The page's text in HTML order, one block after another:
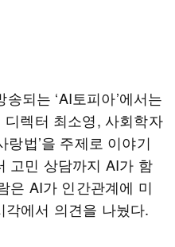
되는 ‘AI토피아’에서는
렉터 최소영, 사회학자
랑법’을 주제로 이야기
고민 상담까지 AI가 함
은 AI가 인간관계에 미
에서 의견을 나눴다.